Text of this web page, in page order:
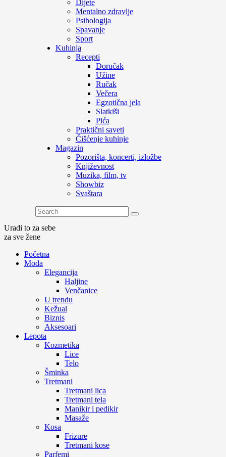
Dijete
Mentalno zdravlje
Psihologija
Spavanje
Sport
Kuhinja
Recepti
Doručak
Užine
Ručak
Večera
Egzotična jela
Slatkiši
Pića
Praktični saveti
Čišćenje kuhinje
Magazin
Pozorišta, koncerti, izložbe
Književnost
Muzika, film, tv
Showbiz
Svaštara
Uradi to za sebe
za sve žene
Početna
Moda
Elegancija
Haljine
Venčanice
U trendu
Kežual
Biznis
Aksesoari
Lepota
Kozmetika
Lice
Telo
Šminka
Tretmani
Tretmani lica
Tretmani tela
Manikir i pedikir
Masaže
Kosa
Frizure
Tretmani kose
Parfemi